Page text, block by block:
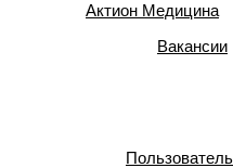
Актион Медицина
Вакансии